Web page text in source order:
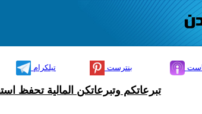
تيلكرام بنترست
تبرعاتكم وتبرعاتكن المالية تحفظ